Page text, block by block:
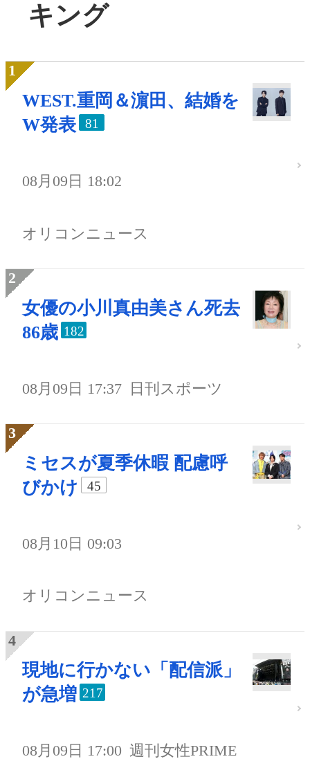
キング
WEST.重岡＆濵田、結婚を
W発表
81
08月09日 18:02
オリコンニュース
女優の小川真由美さん死去
86歳 182
08月09日 17:37 日刊スポーツ
ミセスが夏季休暇 配慮呼
びかけ
45
08月10日 09:03
オリコンニュース
現地に行かない「配信派」
が急増 217
08月09日 17:00 週刊女性PRIME